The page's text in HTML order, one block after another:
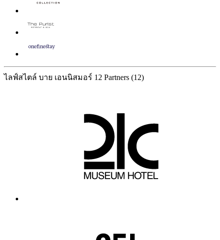
ไลฟ์สไตล์ บาย เอนนิสมอร์ 12 Partners (12)